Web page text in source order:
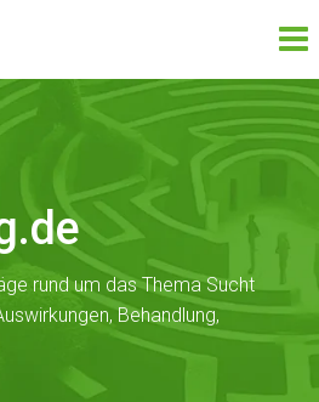
rund um das Thema Sucht
Behandlung,